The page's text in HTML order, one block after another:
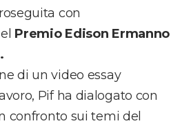
con
Premio Edison Ermanno
di un video essay
Pif ha dialogato con
confronto sui temi del